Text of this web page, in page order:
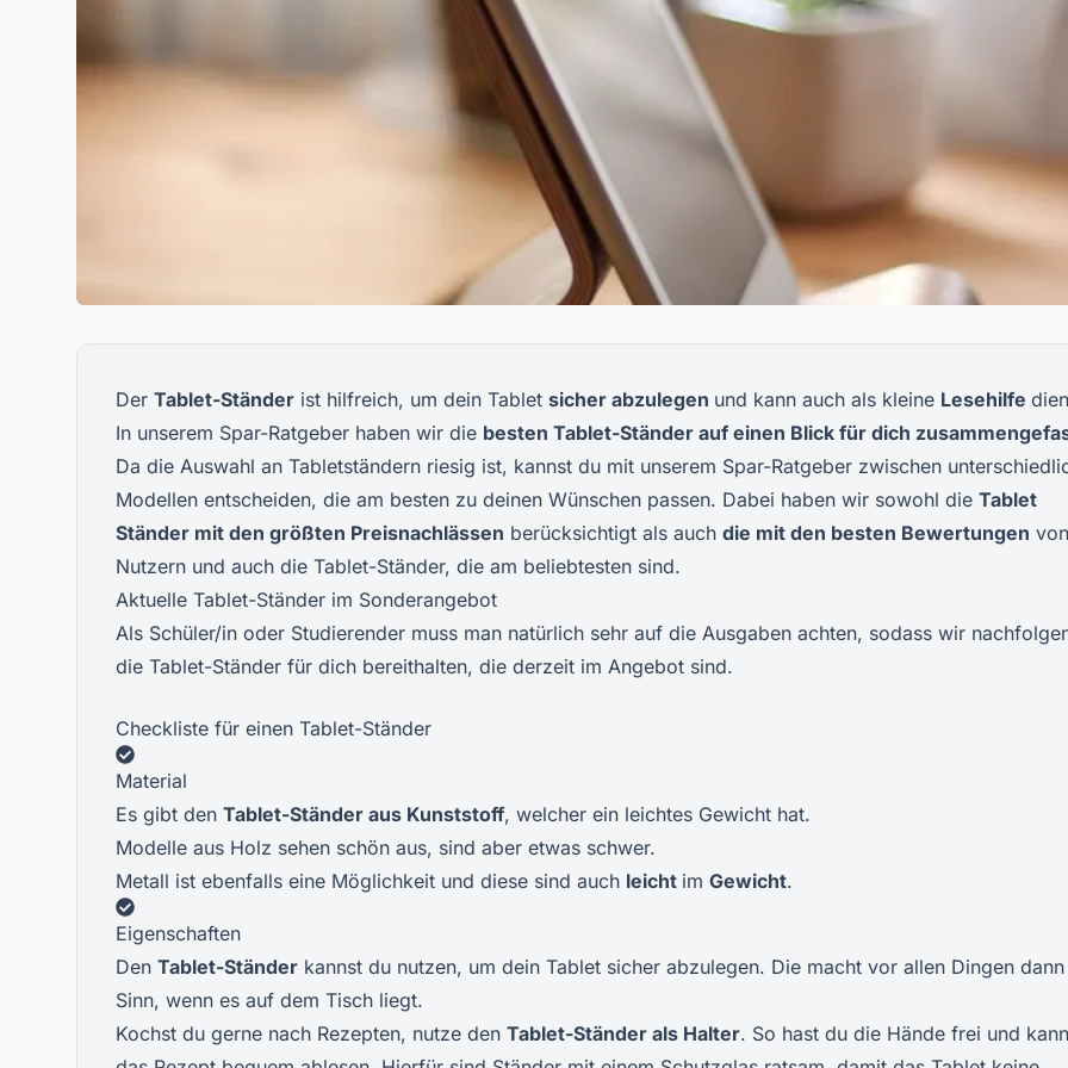
Der Tablet-Ständer ist hilfreich, um dein Tablet sicher abzulegen und kann auch als kleine Lesehilfe
In unserem Spar-Ratgeber haben wir die besten Tablet-Ständer auf einen Blick für dich
Da die Auswahl an Tabletständern riesig ist, kannst du mit unserem Spar-Ratgeber zwischen
Modellen entscheiden, die am besten zu deinen Wünschen passen. Dabei haben wir sowohl die Tablet
Ständer mit den größten Preisnachlässen berücksichtigt als auch die mit den besten Bewertungen von
Nutzern und auch die Tablet-Ständer, die am beliebtesten sind.
Aktuelle Tablet-Ständer im Sonderangebot
Als Schüler/in oder Studierender muss man natürlich sehr auf die Ausgaben achten, sodass wir
die Tablet-Ständer für dich bereithalten, die derzeit im Angebot sind.
Checkliste für einen Tablet-Ständer
Material
Es gibt den Tablet-Ständer aus Kunststoff, welcher ein leichtes Gewicht hat.
Modelle aus Holz sehen schön aus, sind aber etwas schwer.
Metall ist ebenfalls eine Möglichkeit und diese sind auch leicht im Gewicht.
Eigenschaften
Den Tablet-Ständer kannst du nutzen, um dein Tablet sicher abzulegen. Die macht vor allen Dingen dann
Sinn, wenn es auf dem Tisch liegt.
Kochst du gerne nach Rezepten, nutze den Tablet-Ständer als Halter. So hast du die Hände frei und